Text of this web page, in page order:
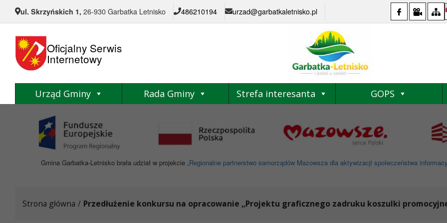
ul. Skrzyńskich 1, 26-930 Garbatka Letnisko 486210194 urzad@garbatkaletnisko.pl
Oficjalny Serwis
Internetowy
Urząd Gminy Rada Gminy Strefa interesanta GOPS
Gmina Garbatka-Letnisko brała udział w projekcie „Regionalne partnerstwo samorządów Mazowsza dla aktywizacji społeczeństwa
Strona główna / Przedłużenie konkursu na opracowanie ,,Projektu graficznego zadruku koszulki